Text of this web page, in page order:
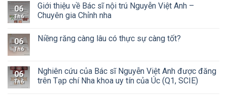
06
Th6
Giới thiệu về Bác sĩ nội trú Nguyễn Việt Anh –
Chuyên gia Chỉnh nha
06
Th6
Niềng răng càng lâu có thực sự càng tốt?
06
Th6
Nghiên cứu của Bác sĩ Nguyễn Việt Anh được đăng
trên Tạp chí Nha khoa uy tín của Úc (Q1, SCIE)